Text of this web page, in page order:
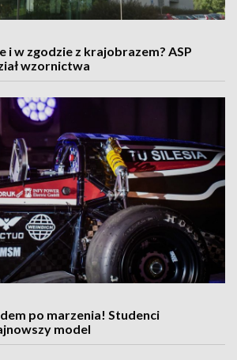
i w zgodzie z krajobrazem? ASP
wzornictwa
po marzenia! Studenci
model